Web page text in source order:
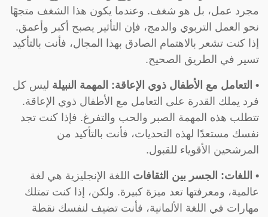
مجرد عمل، بل هو شغف. وعندما يكون هذا الشغف متجهًا
نحو العمل التربوي والدمج، فإن التأثير يصبح أكبر وأعمق.
إذا كنت تشعر بالاهتمام الصادق بهذا المجال، فأنت بالتأكيد
تسير في الطريق الصحيح.
• التعامل مع الأطفال ذوي الإعاقة: المهمة النبيلة ليس كل
فرد يملك القدرة على التعامل مع الأطفال ذوي الإعاقة.
تتطلب هذه المهمة الصبر والحب والتفرغ. فإذا كنت تجد
نفسك مستعدًا لهذه التحديات، فأنت بالتأكيد من
المرشحين الأقوياء للقبول.
• اللغات: الجسر بين الثقافات اللغة الإنجليزية هي لغة
عالمية، ومعرفتها تعد ميزة كبيرة. ولكن، إذا كنت تمتلك
مهارات في اللغة الألمانية، فأنت تضيف لنفسك نقطة